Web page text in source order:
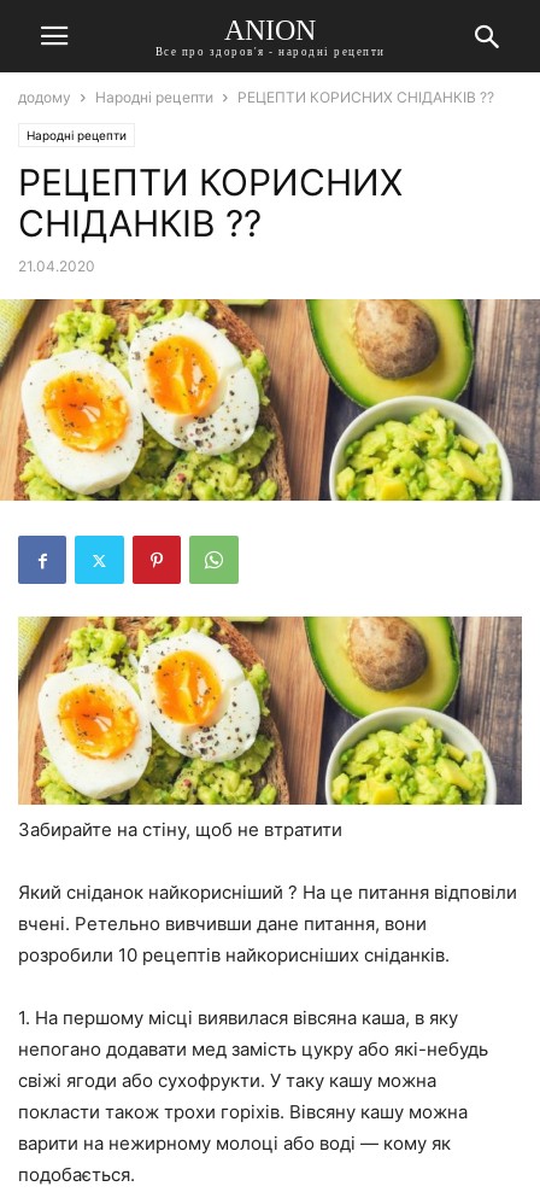
ANION
Все про здоров'я - народні рецепти
додому Народні рецепти РЕЦЕПТИ КОРИСНИХ СНІДАНКІВ ??
Народні рецепти
РЕЦЕПТИ КОРИСНИХ
СНІДАНКІВ ??
21.04.2020
Забирайте на стіну, щоб не втратити
Який сніданок найкорисніший ? На це питання відповіли
вчені. Ретельно вивчивши дане питання, вони
розробили 10 рецептів найкорисніших сніданків.
1. На першому місці виявилася вівсяна каша, в яку
непогано додавати мед замість цукру або які-небудь
свіжі ягоди або сухофрукти. У таку кашу можна
покласти також трохи горіхів. Вівсяну кашу можна
варити на нежирному молоці або воді — кому як
подобається.